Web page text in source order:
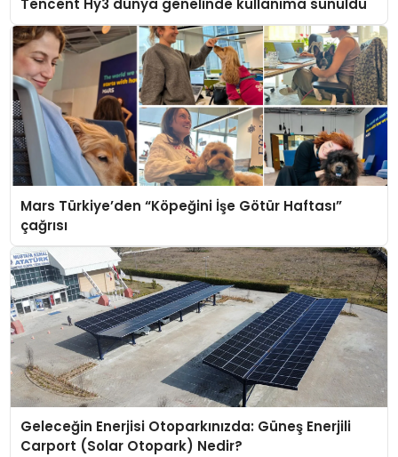
Tencent Hy3 dünya genelinde kullanıma sunuldu
Mars Türkiye’den “Köpeğini İşe Götür Haftası”
çağrısı
Geleceğin Enerjisi Otoparkınızda: Güneş Enerjili
Carport (Solar Otopark) Nedir?